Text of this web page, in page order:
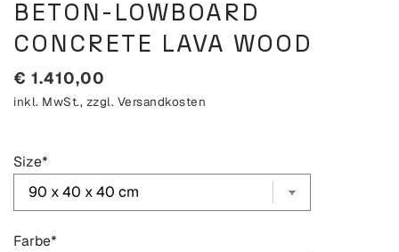
BETON-LOWBOARD
CONCRETE LAVA WOOD
€ 1.410,00
inkl. MwSt., zzgl. Versandkosten
Size*
Farbe*